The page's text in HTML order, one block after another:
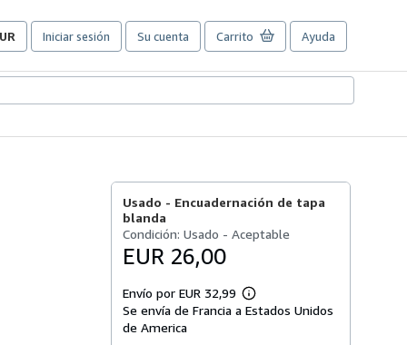
Iniciar sesión Su cuenta Carrito Ayuda
Usado - Encuadernación de tapa
blanda
Condición: Usado - Aceptable
EUR 26,00
Envío por EUR 32,99
Más
información
Se envía de Francia a Estados Unidos
de America